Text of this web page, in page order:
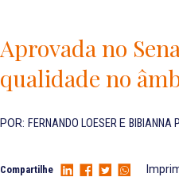
Aprovada no
qualidade no
POR: FERNANDO LOESER E BIBIANNA
Compartilhe